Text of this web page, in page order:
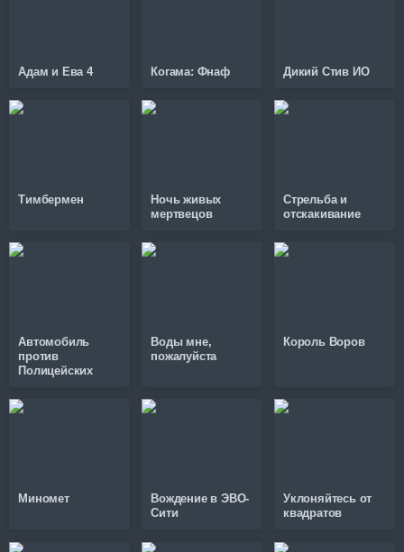
Адам и Ева 4 Когама: Фнаф Дикий Стив ИО
Тимбермен
Ночь живых
мертвецов
Стрельба и
отскакивание
Автомобиль
против
Полицейских
Воды мне,
пожалуйста
Король Воров
Миномет
Вождение в ЭВО-
Сити
Уклоняйтесь от
квадратов